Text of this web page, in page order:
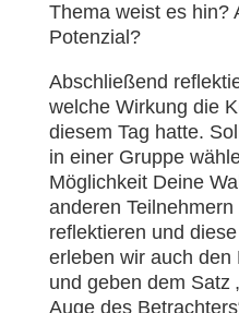
Thema weist es hin?
Potenzial?
Abschließend
welche Wirkung die
diesem Tag hatte.
in einer Gruppe
Möglichkeit Deine
anderen
reflektieren und
erleben wir auch den
und geben dem Satz
Auge des